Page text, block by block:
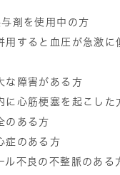
剤を使用中の方
すると血圧が急激に
な障害がある方
心筋梗塞を起こした
ある方
のある方
不良の不整脈のある